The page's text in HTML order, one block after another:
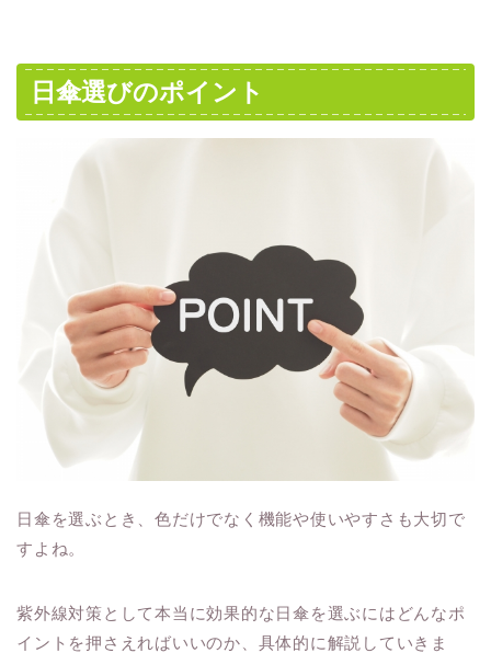
日傘選びのポイント
日傘を選ぶとき、色だけでなく機能や使いやすさも大切で
すよね。
紫外線対策として本当に効果的な日傘を選ぶにはどんなポ
イントを押さえればいいのか、具体的に解説していきま